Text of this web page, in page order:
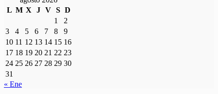
L M X J V S D
1
2
3
4 5 6 7 8
9
10 11 12 13 14 15 16
17 18 19 20 21 22 23
24 25 26 27 28 29 30
31
« Ene